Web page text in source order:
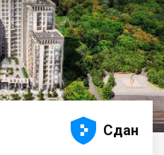




 Сдан